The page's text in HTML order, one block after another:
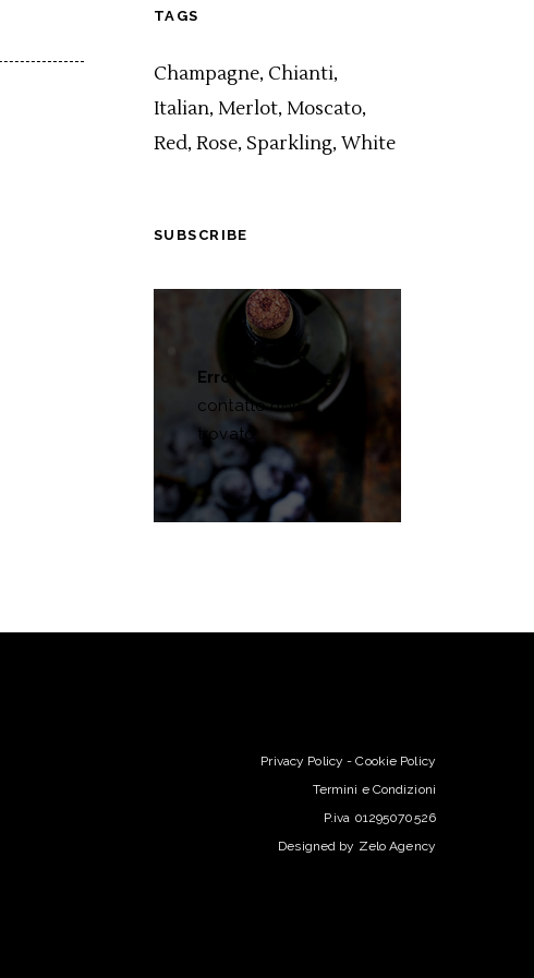
TAGS
Champagne Chianti
Italian Merlot Moscato
Red Rose Sparkling White
SUBSCRIBE
Errore:
Modulo di
contatto non
trovato.
Privacy Policy -Cookie Policy
Termini e Condizioni
P.iva 01295070526
Designed by Zelo Agency